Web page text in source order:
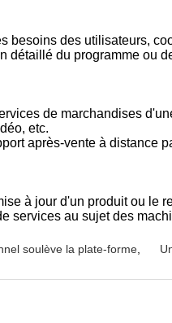
besoins des utilisateurs,
détaillé du programme ou
de marchandises
etc.
après-vente à distance
à jour d'un produit ou le
services au sujet des
soulève la plate-forme